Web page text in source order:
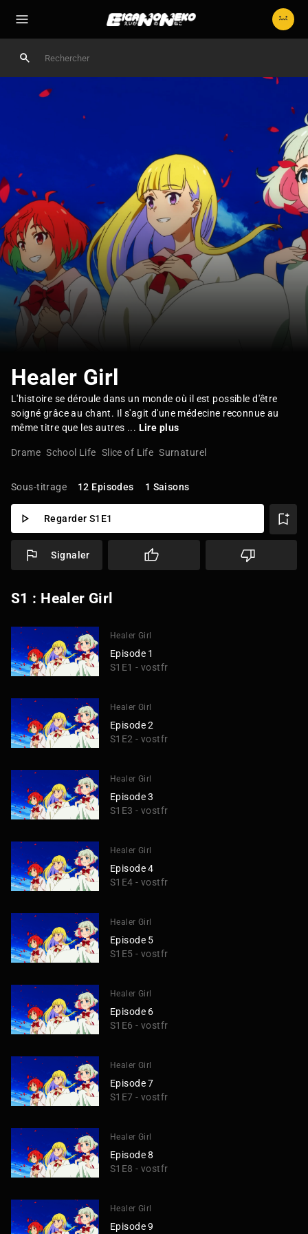
Healer Girl
L'histoire se déroule dans un monde où il est possible d'être
soigné grâce au chant. Il s'agit d'une médecine reconnue au
même titre que les autres ... Lire plus
Drame School Life Slice of Life Surnaturel
Sous-titrage 12 Episodes 1 Saisons
Regarder S1E1
Signaler
S1 : Healer Girl
Healer Girl
Episode 1
S1E1 - vostfr
Healer Girl
Episode 2
S1E2 - vostfr
Healer Girl
Episode 3
S1E3 - vostfr
Healer Girl
Episode 4
S1E4 - vostfr
Healer Girl
Episode 5
S1E5 - vostfr
Healer Girl
Episode 6
S1E6 - vostfr
Healer Girl
Episode 7
S1E7 - vostfr
Healer Girl
Episode 8
S1E8 - vostfr
Healer Girl
Episode 9